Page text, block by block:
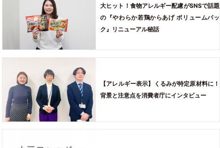
大ヒット！食物アレルギー配慮がSNSで話題
の『やわらか若鶏からあげ ボリュームパッ
ク』リニューアル秘話
【アレルギー表示】くるみが特定原材料に！
背景と注意点を消費者庁にインタビュー